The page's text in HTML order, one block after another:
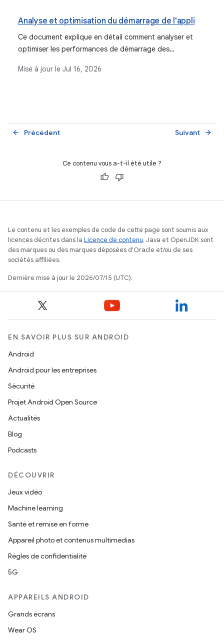
Analyse et optimisation du démarrage de l'appli
Ce document explique en détail comment analyser et
optimiser les performances de démarrage des
Macrobenchmark, Perfetto et le profileur Android Studio.
améliorer les temps de démarrage.
Mise à jour le Jul 16, 2026
Précédent
arrow_back Suivant arrow_forward
Ce contenu vous a-t-il été utile ?
Le contenu et les exemples de code de cette page sont soumis aux
licences décrites dans la Licence de contenu. Java et OpenJDK sont
des marques ou des marques déposées d'Oracle et/ou de ses
sociétés affiliées.
Dernière mise à jour le 2026/07/15 (UTC).
EN SAVOIR PLUS SUR ANDROID
Android
Android pour les entreprises
Sécurité
Projet Android Open Source
Actualités
Blog
Podcasts
DÉCOUVRIR
Jeux vidéo
Machine learning
Santé et remise en forme
Appareil photo et contenus multimédias
Règles de confidentialité
5G
APPAREILS ANDROID
Grands écrans
Wear OS